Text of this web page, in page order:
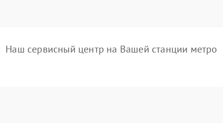
Наш сервисный центр на Вашей станции метро